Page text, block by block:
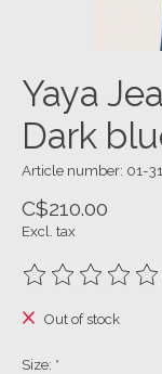
Yaya
Dark
Article number: 01-
C$210.00
Excl. tax
The rating of this
Out of stock
Size: *